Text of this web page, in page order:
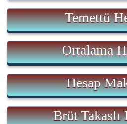
Temettü
Ortalama
Hesap
Brüt Takaslı